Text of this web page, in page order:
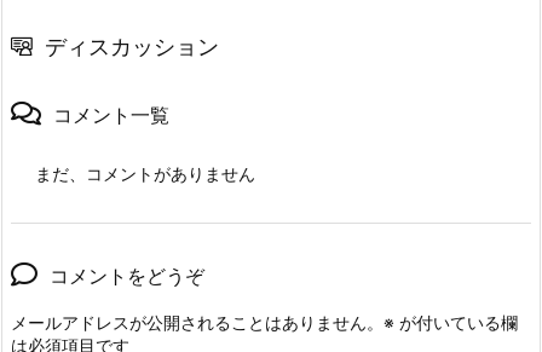
ディスカッション
コメント一覧
まだ、コメントがありません
コメントをどうぞ
メールアドレスが公開されることはありません。 ※ が付いている欄
は必須項目です